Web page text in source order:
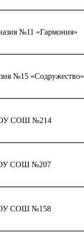
№11 «Гармония»
№15 «Содружество»
СОШ №214
СОШ №207
СОШ №158